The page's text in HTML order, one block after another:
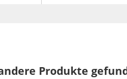
Produkte